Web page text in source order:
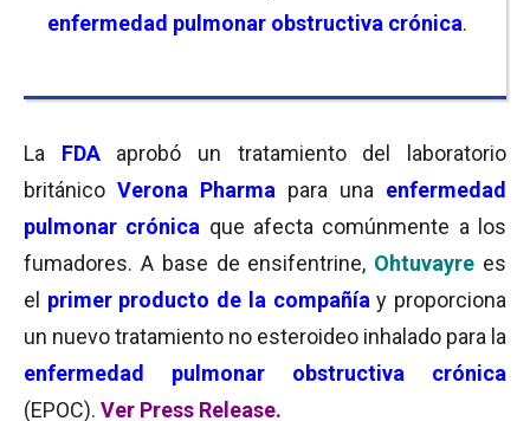
enfermedad pulmonar obstructiva crónica.
La FDA
aprobó un tratamiento del laboratorio
británico Verona Pharma para una enfermedad
pulmonar crónica que afecta comúnmente a los
fumadores. A base de ensifentrine, Ohtuvayre es
el primer producto de la compañía y proporciona
un nuevo tratamiento no esteroideo inhalado para la
enfermedad pulmonar obstructiva crónica
(EPOC). Ver Press Release.